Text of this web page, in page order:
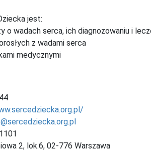
jest:
o wadach serca, ich diagnozowaniu i
z wadami serca
medycznymi
2, lok.6, 02-776 Warszawa